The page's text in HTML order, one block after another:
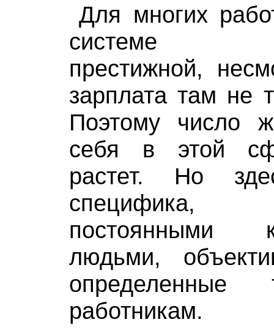
Для многих
системе
престижной,
зарплата там не
Поэтому число
себя в этой
растет. Но
специфика,
постоянными
людьми,
определенные
работникам.